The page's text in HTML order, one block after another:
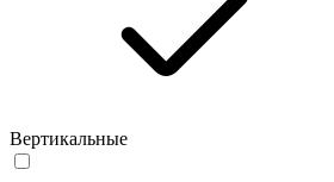
Вертикальные